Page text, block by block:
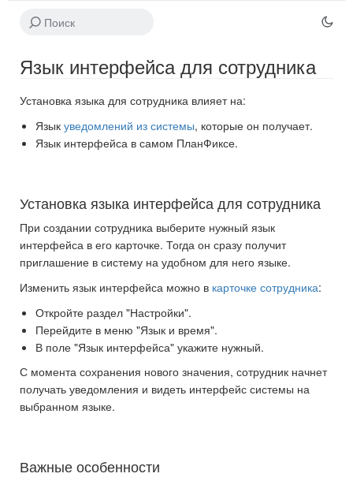
Язык интерфейса для сотрудника
Установка языка для сотрудника влияет на:
Язык уведомлений из системы, которые он получает.
Язык интерфейса в самом ПланФиксе.
Установка языка интерфейса для сотрудника
При создании сотрудника выберите нужный язык
интерфейса в его карточке. Тогда он сразу получит
приглашение в систему на удобном для него языке.
Изменить язык интерфейса можно в карточке сотрудника:
Откройте раздел "Настройки".
Перейдите в меню "Язык и время".
В поле "Язык интерфейса" укажите нужный.
С момента сохранения нового значения, сотрудник начнет
получать уведомления и видеть интерфейс системы на
выбранном языке.
Важные особенности